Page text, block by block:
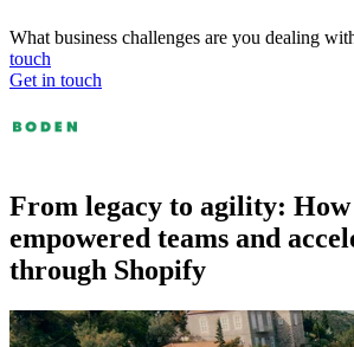
What business challenges are you dealing
touch
Get in touch
From legacy to agility: How
empowered teams and
through Shopify